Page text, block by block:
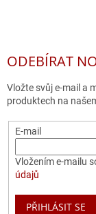
ODEBÍRAT
Vložte svůj e-mail a
produktech na
E-mail
Vložením e-mailu
údajů
PŘIHLÁSIT SE